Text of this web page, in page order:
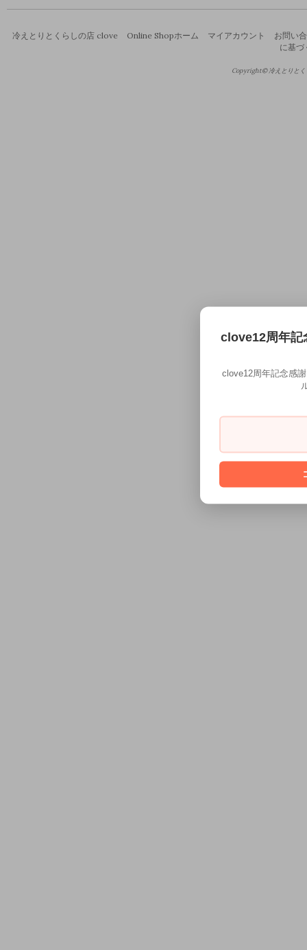
冷えとりとくらしの店 clove Online Shopホーム マイアカウント
お問い
に基づ
Copyright© 冷えとりと
clove12周年記
clove12周年記念感